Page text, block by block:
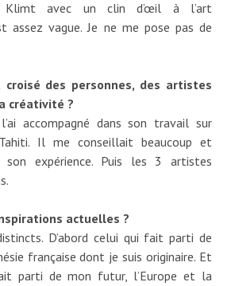
Klimt avec un clin d’œil à l’art
assez vague. Je ne me pose pas de
des personnes, des artistes
créativité ?
accompagné dans son travail sur
Il me conseillait beaucoup et
expérience. Puis les 3 artistes
actuelles ?
D’abord celui qui fait parti de
française dont je suis originaire. Et
parti de mon futur, l’Europe et la